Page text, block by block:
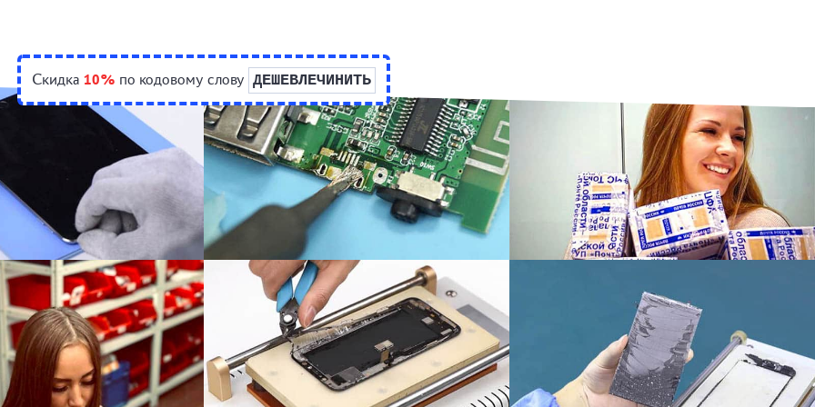
Скидка 10% по кодовому слову ДЕШЕВЛЕЧИНИТЬ